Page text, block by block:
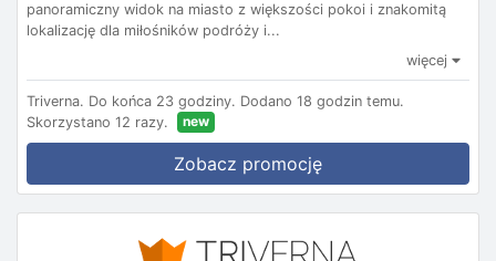
panoramiczny widok na miasto z większości pokoi i znakomitą
lokalizację dla miłośników podróży i...
więcej
Triverna. Do końca 23 godziny. Dodano 18 godzin temu.
Skorzystano 12 razy.
new
Zobacz promocję